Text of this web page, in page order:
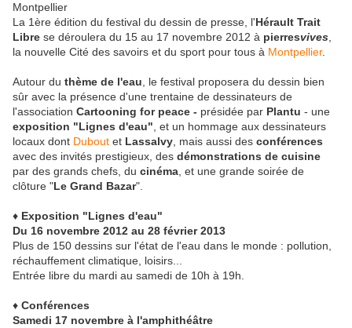
Montpellier
La 1ère édition du festival du dessin de presse, l'Hérault Trait
Libre se déroulera du 15 au 17 novembre 2012 à pierresvives
la nouvelle Cité des savoirs et du sport pour tous à Montpellier.
Autour du thème de l'eau , le festival proposera du dessin bien
sûr avec la présence d'une trentaine de dessinateurs de
l'association Cartooning for peace - présidée par Plantu - une
exposition "Lignes d'eau" , et un hommage aux dessinateurs
locaux dont Dubout et Lassalvy , mais aussi des conférences
avec des invités prestigieux, des démonstrations de cuisine
par des grands chefs, du cinéma , et une grande soirée de
clôture "Le Grand Bazar".
♦ Exposition "Lignes d'eau"
Du 16 novembre 2012 au 28 février 2013
Plus de 150 dessins sur l'état de l'eau dans le monde : pollution,
réchauffement climatique, loisirs...
Entrée libre du mardi au samedi de 10h à 19h.
♦ Conférences
Samedi 17 novembre à l'amphithéâtre